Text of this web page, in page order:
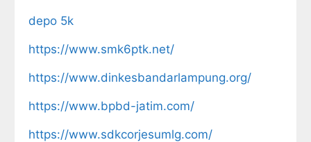
depo 5k
https://www.smk6ptk.net/
https://www.dinkesbandarlampung.org/
https://www.bpbd-jatim.com/
https://www.sdkcorjesumlg.com/